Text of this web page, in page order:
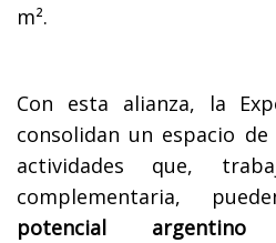
m².
Con esta alianza, la
consolidan un espacio
actividades que,
complementaria,
potencial